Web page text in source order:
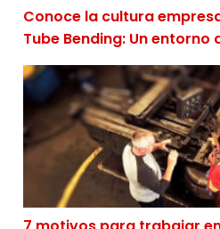
Conoce la cultura
Tube Bending: Un
7 motivos para trabajar en